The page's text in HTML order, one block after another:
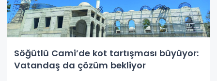
Söğütlü Cami’de kot tartışması büyüyor:
Vatandaş da çözüm bekliyor